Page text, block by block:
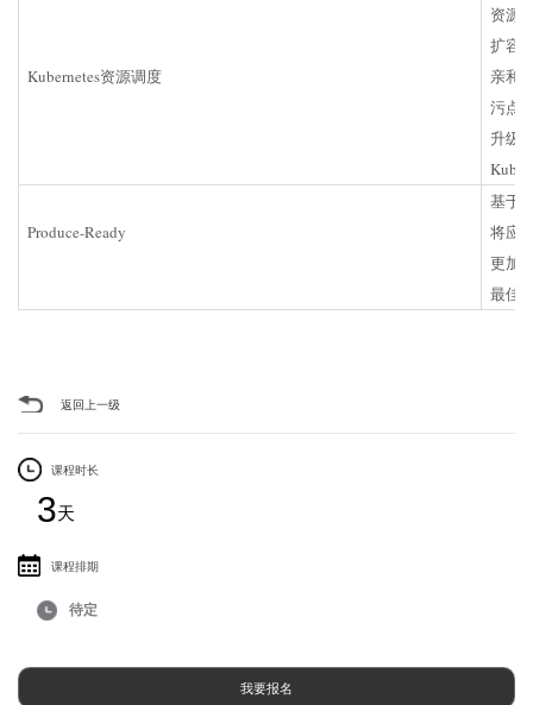
Kubernetes资源调度
资源
扩容
亲和
污点
升级
Produce-Ready
基于
将应
更加
最佳
返回上一级
课程时长
3天
课程排期
待定
我要报名